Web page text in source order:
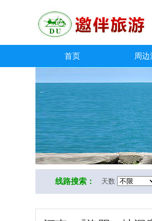
首页 周边
线路搜索： 天数